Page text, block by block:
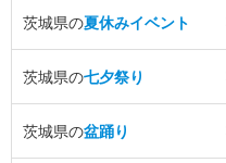
茨城県の夏休みイベント
茨城県の七夕祭り
茨城県の盆踊り